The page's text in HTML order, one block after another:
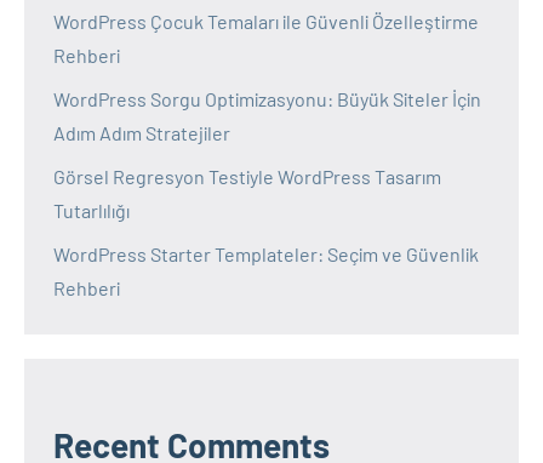
WordPress Çocuk Temaları ile Güvenli Özelleştirme
Rehberi
WordPress Sorgu Optimizasyonu: Büyük Siteler İçin
Adım Adım Stratejiler
Görsel Regresyon Testiyle WordPress Tasarım
Tutarlılığı
WordPress Starter Templateler: Seçim ve Güvenlik
Rehberi
Recent Comments